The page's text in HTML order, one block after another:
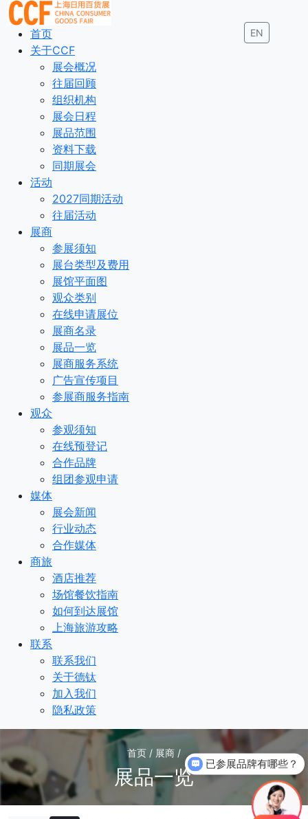
EN
首页
关于CCF
展会概况
往届回顾
组织机构
展会日程
展品范围
资料下载
同期展会
活动
2027同期活动
往届活动
展商
参展须知
展台类型及费用
展馆平面图
观众类别
在线申请展位
展商名录
展品一览
展商服务系统
广告宣传项目
参展商服务指南
观众
参观须知
在线预登记
合作品牌
组团参观申请
媒体
展会新闻
行业动态
合作媒体
商旅
酒店推荐
场馆餐饮指南
如何到达展馆
上海旅游攻略
联系
联系我们
关于德钛
加入我们
隐私政策
首页 / 展商 /
展品一览
已参展品牌有哪些？